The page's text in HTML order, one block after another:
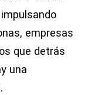
empresas
que detrás
una